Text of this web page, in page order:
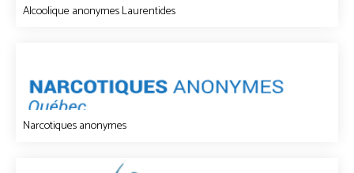
Alcoolique anonymes Laurentides
Narcotiques anonymes